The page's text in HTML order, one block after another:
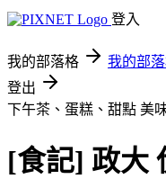
登入
我的部落格 我的部
登出
下午茶、蛋糕、甜點 美
[食記] 政大